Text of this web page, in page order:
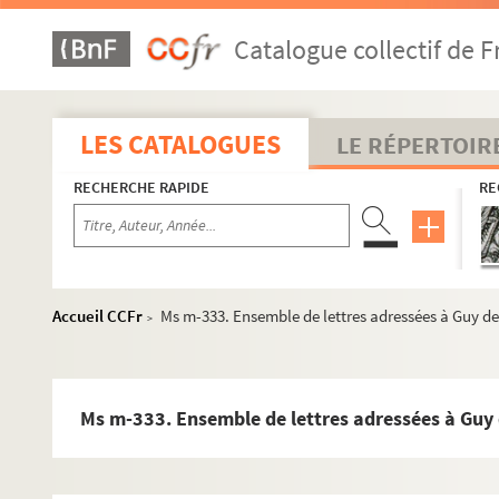
Catalogue collectif de
LES CATALOGUES LE
RECHERCHE RAPIDE
Accueil CCFr >
Ms m-333. Ensemble de lettres adressées à
Ms m-333. Ensemble de lettres adressées à
Ms m-305. Bouilhet, Louis. Huit lettres autographes signées
Ms m-306. Flaubert, Achille-Cléophas (père). Lettre
Ms m-307. Flaubert, Gustave. Note autographe pour un
Ms m-308. Flaubert, Gustave. Lettre autographe signée
Ms m-309. Flaubert, Gustave. Lettre autographe signée
Ms m-310. Flaubert, Gustave. Deux lettres à Guy de
Ms m-311. Bouilhet, Louis. Six lettres autographes
Ms m-312. Correspondance des Maupassant adressée au
Ms m-316. Maurois, André.
Rouen .